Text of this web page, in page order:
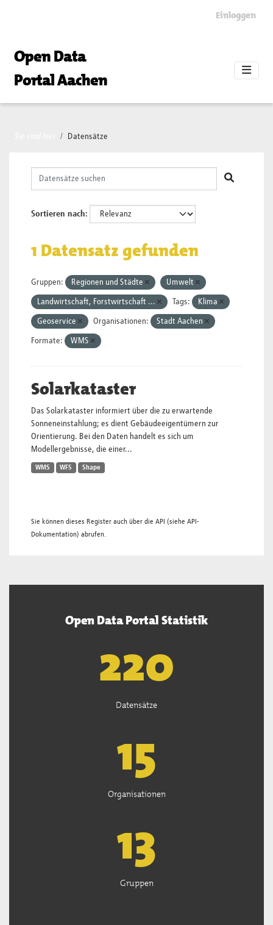
Einloggen
Open Data
Portal Aachen
Datensätze
Sortieren nach
1 Datensatz gefunden
Gruppen: Regionen und Städte Umwelt
Landwirtschaft, Forstwirtschaft ... Tags: Klima
Geoservice Organisationen: Stadt Aachen
Formate: WMS
Solarkataster
Das Solarkataster informiert über die zu erwartende
Sonneneinstahlung; es dient Gebäudeeigentümern zur
Orientierung. Bei den Daten handelt es sich um
Modellergebnisse, die einer...
WMS WFS Shape
Sie können dieses Register auch über die API (siehe API-
Dokumentation) abrufen.
Open Data Portal Statistik
221
Datensätze
15
Organisationen
13
Gruppen